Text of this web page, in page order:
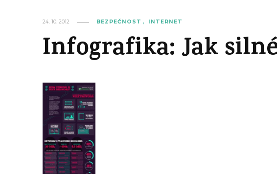
24. 10. 2012 BEZPEČNOST INTERNET
Infografika: Jak